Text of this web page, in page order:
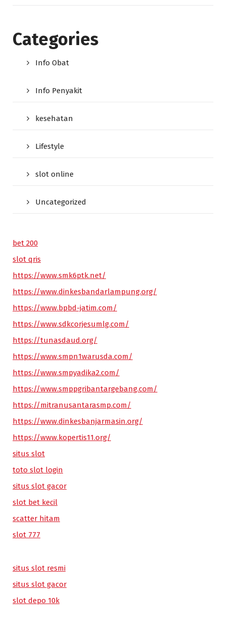
Categories
Info Obat
Info Penyakit
kesehatan
Lifestyle
slot online
Uncategorized
bet 200
slot qris
https://www.smk6ptk.net/
https://www.dinkesbandarlampung.org/
https://www.bpbd-jatim.com/
https://www.sdkcorjesumlg.com/
https://tunasdaud.org/
https://www.smpn1warusda.com/
https://www.smpyadika2.com/
https://www.smppgribantargebang.com/
https://mitranusantarasmp.com/
https://www.dinkesbanjarmasin.org/
https://www.kopertis11.org/
situs slot
toto slot login
situs slot gacor
slot bet kecil
scatter hitam
slot 777
situs slot resmi
situs slot gacor
slot depo 10k